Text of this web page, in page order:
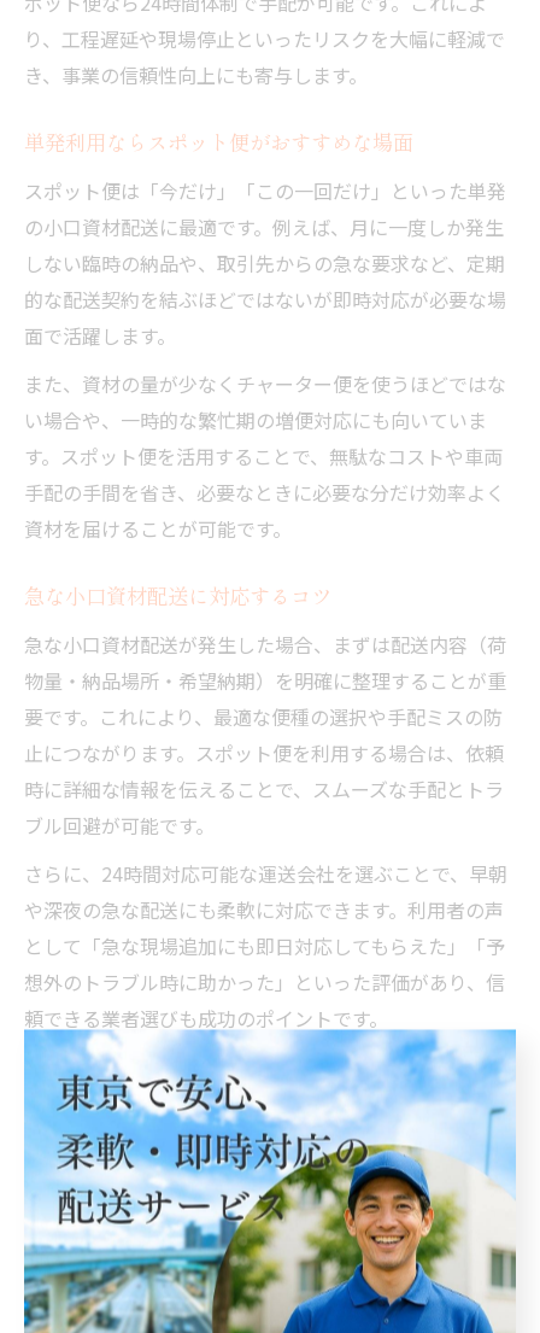
り、工程遅延や現場停止といったリスクを大幅に軽減で
き、事業の信頼性向上にも寄与します。
単発利用ならスポット便がおすすめな場面
スポット便は「今だけ」「この一回だけ」といった単発
の小口資材配送に最適です。例えば、月に一度しか発生
しない臨時の納品や、取引先からの急な要求など、定期
的な配送契約を結ぶほどではないが即時対応が必要な場
面で活躍します。
また、資材の量が少なくチャーター便を使うほどではな
い場合や、一時的な繁忙期の増便対応にも向いていま
す。スポット便を活用することで、無駄なコストや車両
手配の手間を省き、必要なときに必要な分だけ効率よく
資材を届けることが可能です。
急な小口資材配送に対応するコツ
急な小口資材配送が発生した場合、まずは配送内容（荷
物量・納品場所・希望納期）を明確に整理することが重
要です。これにより、最適な便種の選択や手配ミスの防
止につながります。スポット便を利用する場合は、依頼
時に詳細な情報を伝えることで、スムーズな手配とトラ
ブル回避が可能です。
さらに、24時間対応可能な運送会社を選ぶことで、早朝
や深夜の急な配送にも柔軟に対応できます。利用者の声
として「急な現場追加にも即日対応してもらえた」「予
想外のトラブル時に助かった」といった評価があり、信
頼できる業者選びも成功のポイントです。
スポット便活用で業務効率化を図る
スポット便を上手に活用することで、小口資材配送の業
務効率化とコスト削減が実現できます。必要な時だけ依
頼できるため、無駄な在庫や余計な配送契約を減らし、
資材の回転率向上にもつながります。特に、繁忙期や突
発的な案件発生時のリスク管理に有効です。
具体的には、定期的に配送計画を見直し、スポット便・